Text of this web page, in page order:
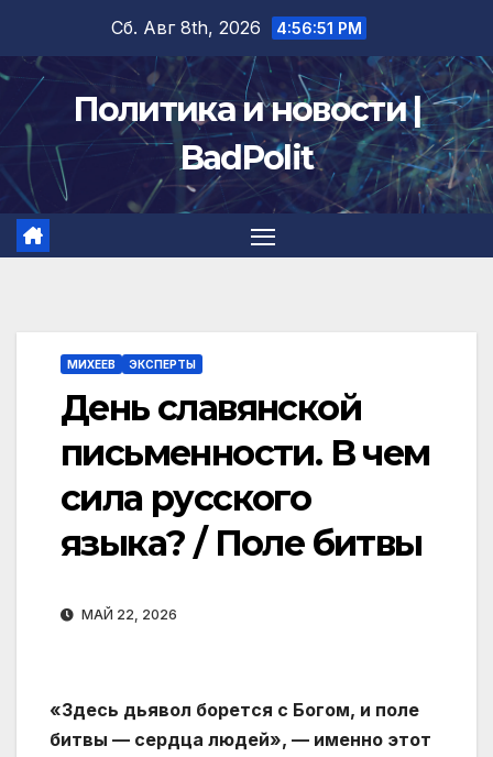
содержимому
Сб. Авг 8th, 2026 4:56:51 PM
Политика и новости |
BadPolit
МИХЕЕВ ЭКСПЕРТЫ
День славянской
письменности. В чем
сила русского
языка? / Поле битвы
МАЙ 22, 2026
«Здесь дьявол борется с Богом, и поле
битвы — сердца людей», — именно этот